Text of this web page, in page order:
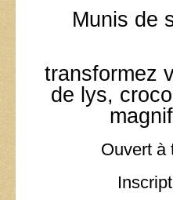
Munis de
transformez
de lys,
Ouvert à